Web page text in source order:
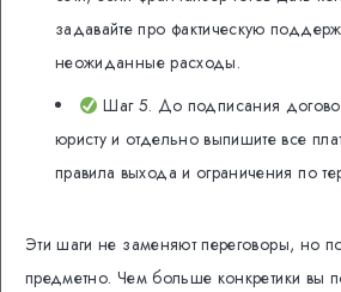
задавайте про фактическую
неожиданные расходы.
Шаг 5. До подписания
юристу и отдельно выпишите все
правила выхода и ограничения по
Эти шаги не заменяют переговоры, но
предметно. Чем больше конкретики вы